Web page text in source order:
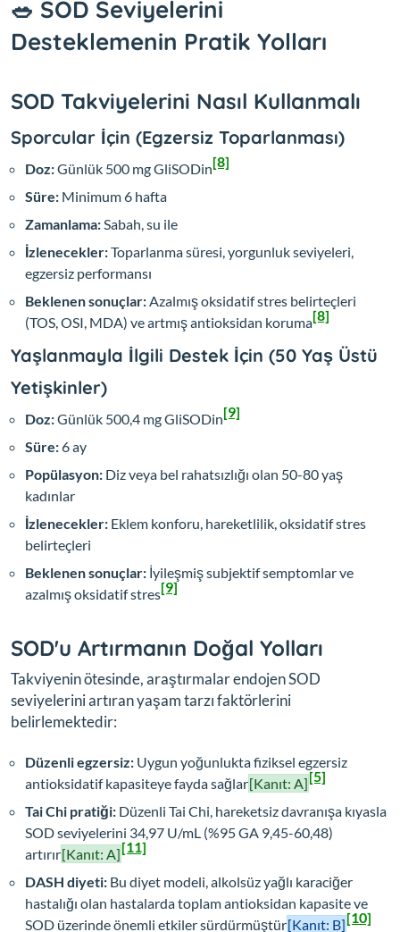
🥗 SOD Seviyelerini
Desteklemenin Pratik Yolları
SOD Takviyelerini Nasıl Kullanmalı
Sporcular İçin (Egzersiz Toparlanması)
Doz:Günlük 500 mg GliSODin[8]
Süre: Minimum 6 hafta
Zamanlama:Sabah, su ile
İzlenecekler:Toparlanma süresi, yorgunluk seviyeleri,
egzersiz performansı
Beklenen sonuçlar:Azalmış oksidatif stres belirteçleri
(TOS, OSI, MDA) ve artmış antioksidan koruma[8]
Yaşlanmayla İlgili Destek İçin (50 Yaş Üstü
Yetişkinler)
Doz:Günlük 500,4 mg GliSODin[9]
Süre:6 ay
Popülasyon: Diz veya bel rahatsızlığı olan 50-80 yaş
kadınlar
İzlenecekler: Eklem konforu, hareketlilik, oksidatif stres
belirteçleri
Beklenen sonuçlar: İyileşmiş subjektif semptomlar ve
azalmış oksidatif stres[9]
SOD'u Artırmanın Doğal Yolları
Takviyenin ötesinde, araştırmalar endojen SOD
seviyelerini artıran yaşam tarzı faktörlerini
belirlemektedir:
Düzenli egzersiz: Uygun yoğunlukta fiziksel egzersiz
antioksidatif kapasiteye fayda sağlar[Kanıt: A][5]
Tai Chi pratiği: Düzenli Tai Chi, hareketsiz davranışa kıyasla
SOD seviyelerini 34,97 U/mL (%95 GA 9,45-60,48)
artırır[Kanıt: A][11]
DASH diyeti: Bu diyet modeli, alkolsüz yağlı karaciğer
hastalığı olan hastalarda toplam antioksidan kapasite ve
SOD üzerinde önemli etkiler sürdürmüştür[Kanıt: B][10]